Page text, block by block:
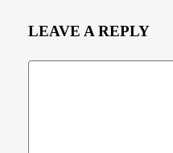
LEAVE A REPLY